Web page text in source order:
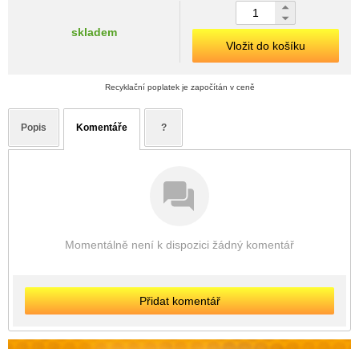
skladem
Vložit do košíku
Recyklační poplatek je započítán v ceně
Popis Komentáře ?
Momentálně není k dispozici žádný komentář
Přidat komentář